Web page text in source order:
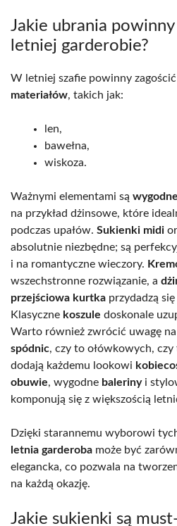
Jakie ubrania
letniej garderobie?
W letniej szafie powinny
materiałów, takich jak:
len,
bawełna,
wiskoza.
Ważnymi elementami są
na przykład dżinsowe, które
podczas upałów. Sukienki midi
absolutnie niezbędne; są
i na romantyczne wieczory.
wszechstronne rozwiązanie, a
przejściowa kurtka przydadzą
Klasyczne koszule doskonale
Warto również zwrócić uwagę
spódnic, czy to ołówkowych,
dodają każdemu lookowi
obuwie, wygodne balerinyi
komponują się z większością
Dzięki starannemu wyborowi
letnia garderoba może być
elegancka, co pozwala na
na każdą okazję.
Jakie sukienki są